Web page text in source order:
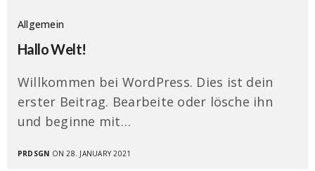
Allgemein
Hallo Welt!
Willkommen bei WordPress. Dies ist dein
erster Beitrag. Bearbeite oder lösche ihn
und beginne mit…
PRDSGN ON 28. JANUARY 2021